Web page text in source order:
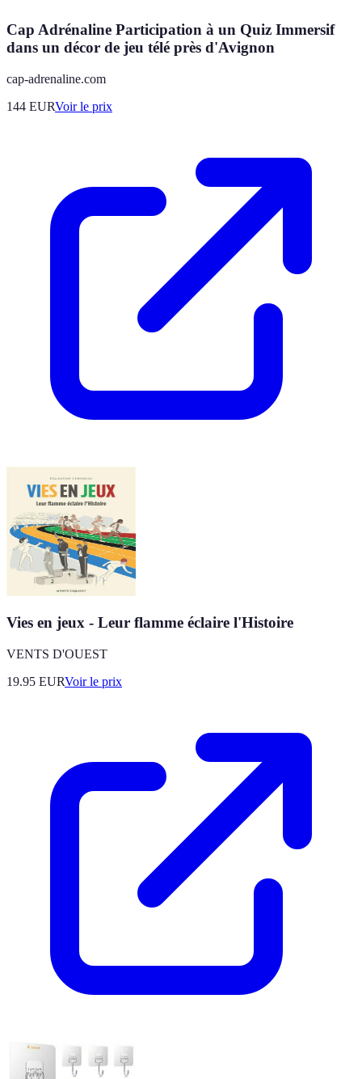
Cap Adrénaline Participation à un Quiz Immersif
dans un décor de jeu télé près d'Avignon
cap-adrenaline.com
144 EURVoir le prix
Vies en jeux - Leur flamme éclaire l'Histoire
VENTS D'OUEST
19.95 EURVoir le prix